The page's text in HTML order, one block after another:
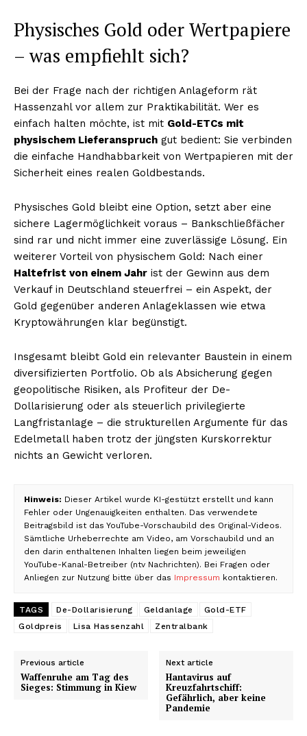
Physisches Gold oder Wertpapiere
– was empfiehlt sich?
Bei der Frage nach der richtigen Anlageform rät
Hassenzahl vor allem zur Praktikabilität. Wer es
einfach halten möchte, ist mit Gold-ETCs mit
physischem Lieferanspruch gut bedient: Sie verbinden
die einfache Handhabbarkeit von Wertpapieren mit der
Sicherheit eines realen Goldbestands.
Physisches Gold bleibt eine Option, setzt aber eine
sichere Lagermöglichkeit voraus – Bankschließfächer
sind rar und nicht immer eine zuverlässige Lösung. Ein
weiterer Vorteil von physischem Gold: Nach einer
Haltefrist von einem Jahr ist der Gewinn aus dem
Verkauf in Deutschland steuerfrei – ein Aspekt, der
Gold gegenüber anderen Anlageklassen wie etwa
Kryptowährungen klar begünstigt.
Insgesamt bleibt Gold ein relevanter Baustein in einem
diversifizierten Portfolio. Ob als Absicherung gegen
geopolitische Risiken, als Profiteur der De-
Dollarisierung oder als steuerlich privilegierte
Langfristanlage – die strukturellen Argumente für das
Edelmetall haben trotz der jüngsten Kurskorrektur
nichts an Gewicht verloren.
Hinweis: Dieser Artikel wurde KI-gestützt erstellt und kann
Fehler oder Ungenauigkeiten enthalten. Das verwendete
Beitragsbild ist das YouTube-Vorschaubild des Original-Videos.
Sämtliche Urheberrechte am Video, am Vorschaubild und an
den darin enthaltenen Inhalten liegen beim jeweiligen
YouTube-Kanal-Betreiber (ntv Nachrichten). Bei Fragen oder
Anliegen zur Nutzung bitte über das Impressum kontaktieren.
TAGS De-Dollarisierung Geldanlage
Gold-ETF
Goldpreis
Lisa Hassenzahl Zentralbank
Previous article
Waffenruhe am Tag des
Sieges: Stimmung in Kiew
Next article
Hantavirus auf
Kreuzfahrtschiff:
Gefährlich, aber keine
Pandemie